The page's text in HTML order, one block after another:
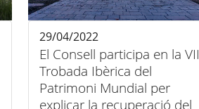
El Consell participa en la VII
Trobada Ibèrica del
Patrimoni Mundial per
explicar la recuperació del
29/04/2022